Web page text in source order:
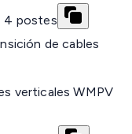
4 postes
de cables
verticales WMPV